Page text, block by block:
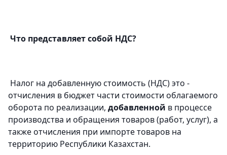
Что представляет собой НДС?
Налог на добавленную стоимость (НДС) это -
отчисления в бюджет части стоимости облагаемого
оборота по реализации, добавленной в процессе
производства и обращения товаров (работ, услуг), а
также отчисления при импорте товаров на
территорию Республики Казахстан.